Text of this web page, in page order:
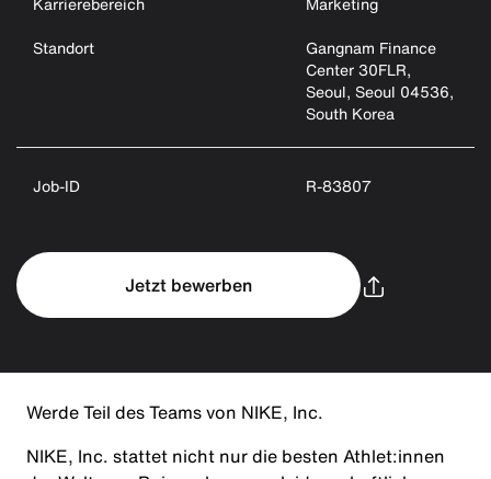
Standort
Gangnam Finance
Center 30FLR,
Seoul, Seoul 04536,
South Korea
Job-ID R-83807
Jetzt bewerben
Werde Teil des Teams von NIKE, Inc.
NIKE, Inc. stattet nicht nur die besten Athlet:innen